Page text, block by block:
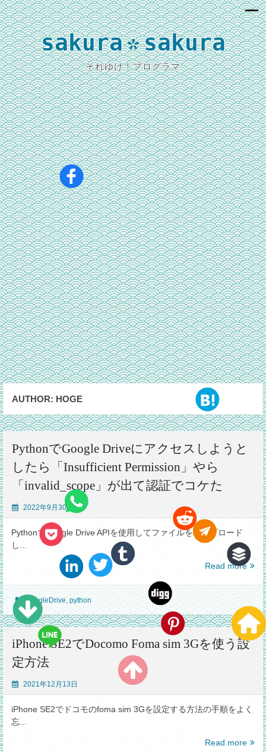
sakura*sakura
それゆけ！プログラマ
AUTHOR: HOGE
PythonでGoogle Driveにアクセスしようと
したら「Insufficient Permission」やら
「invalid_scope」が出て認証でコケた
2022年9月30日
PythonでGoogle Drive APIを使用してファイルをアップロード
し...
Read more
Drive
に
ア
ク
セ
と
た
GoogleDrive,python
iPhone SE2でDocomo Foma sim 3Gを使う設
定方法
2021年12月13日
iPhone SE2でドコモのfoma sim 3Gを設定する方法の手順をよく
忘...
Read more